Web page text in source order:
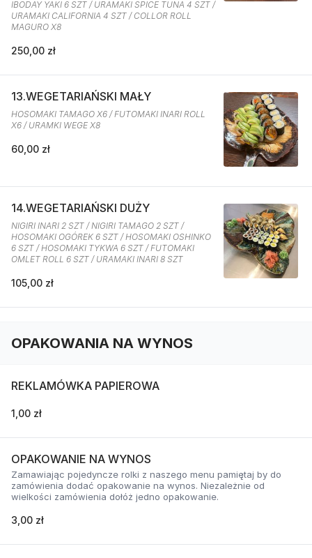
IBODAY YAKI 6 SZT / URAMAKI SPICE TUNA 4 SZT /
URAMAKI CALIFORNIA 4 SZT / COLLOR ROLL
MAGURO X8
250,00 zł
13.WEGETARIAŃSKI MAŁY
HOSOMAKI TAMAGO X6 / FUTOMAKI INARI ROLL
X6 / URAMKI WEGE X8
60,00 zł
14.WEGETARIAŃSKI DUŻY
NIGIRI INARI 2 SZT / NIGIRI TAMAGO 2 SZT /
HOSOMAKI OGÓREK 6 SZT / HOSOMAKI OSHINKO
6 SZT / HOSOMAKI TYKWA 6 SZT / FUTOMAKI
OMLET ROLL 6 SZT / URAMAKI INARI 8 SZT
105,00 zł
OPAKOWANIA NA WYNOS
REKLAMÓWKA PAPIEROWA
1,00 zł
OPAKOWANIE NA WYNOS
Zamawiając pojedyncze rolki z naszego menu pamiętaj by do
zamówienia dodać opakowanie na wynos. Niezależnie od
wielkości zamówienia dołóż jedno opakowanie.
3,00 zł